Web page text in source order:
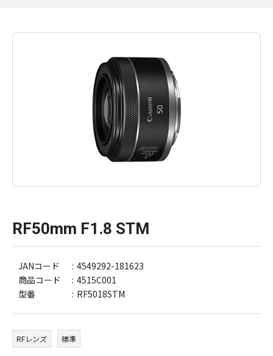
RF50mm F1.8 STM
JANコード
4549292-181623
商品コード
4515C001
型番
RF5018STM
RFレンズ 標準